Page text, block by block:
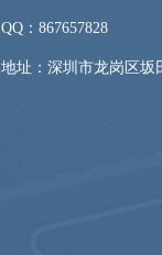
QQ： 867657828
地址：深圳市龙岗区坂